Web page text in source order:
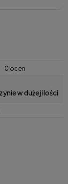
0 ocen
w dużej ilości